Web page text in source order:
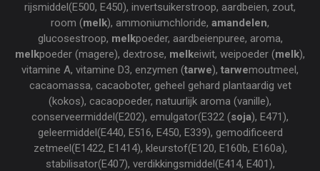
rijsmiddel(E500, E450), invertsuikerstroop, aardbeien, zout,
room (melk), ammoniumchloride, amandelen,
glucosestroop, melkpoeder, aardbeienpuree, aroma,
melkpoeder (magere), dextrose, melkeiwit, weipoeder (melk),
vitamine A, vitamine D3, enzymen (tarwe), tarwemoutmeel,
cacaomassa, cacaoboter, geheel gehard plantaardig vet
(kokos), cacaopoeder, natuurlijk aroma (vanille),
conserveermiddel(E202), emulgator(E322 (soja), E471),
geleermiddel(E440, E516, E450, E339), gemodificeerd
zetmeel(E1422, E1414), kleurstof(E120, E160b, E160a),
stabilisator(E407), verdikkingsmiddel(E414, E401),